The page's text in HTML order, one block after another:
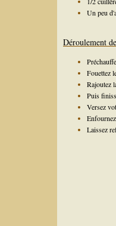
Un peu
Déroulement
Fouettez
Rajoutez
Puis
Versez
Laissez